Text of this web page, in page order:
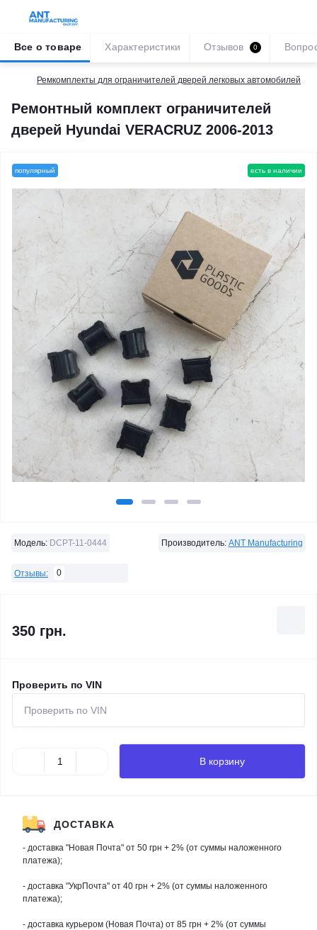
Ремкомплекты для ограничителей дверей легковых автомобилей
Ремонтный комплект ограничителей
дверей Hyundai VERACRUZ 2006-2013
Все о товаре Характеристики Отзывов 0
популярный есть в наличии
Модель: DCPT-11-0444 Производитель: ANT Manufacturing
Отзывы: 0
350 грн.
Проверить по VIN
В корзину
ДОСТАВКА
- доставка "Новая Почта" от 50 грн + 2% (от суммы наложенного
платежа);
- доставка "УкрПочта" от 40 грн + 2% (от суммы наложенного
платежа);
- доставка курьером (Новая Почта) от 85 грн + 2% (от суммы